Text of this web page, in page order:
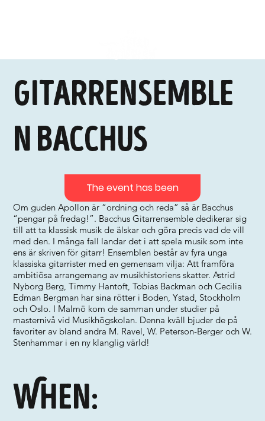
Gitarrensemble
n Bacchus
Om guden Apollon är “ordning och reda” så är Bacchus
“pengar på fredag!”. Bacchus Gitarrensemble dedikerar sig
till att ta klassisk musik de älskar och göra precis vad de vill
med den. I många fall landar det i att spela musik som inte
ens är skriven för gitarr! Ensemblen består av fyra unga
klassiska gitarrister med en gemensam vilja: Att framföra
ambitiösa arrangemang av musikhistoriens skatter. Astrid
Nyborg Berg, Timmy Hantoft, Tobias Backman och Cecilia
Edman Bergman har sina rötter i Boden, Ystad, Stockholm
och Oslo. I Malmö kom de samman under studier på
masternivå vid Musikhögskolan. Denna kväll bjuder de på
favoriter av bland andra M. Ravel, W. Peterson-Berger och W.
Stenhammar i en ny klanglig värld!
When:
The event has been